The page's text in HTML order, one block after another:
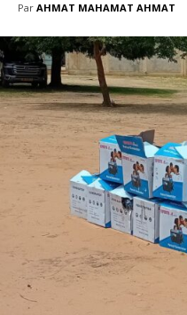
Par AHMAT MAHAMAT AHMAT